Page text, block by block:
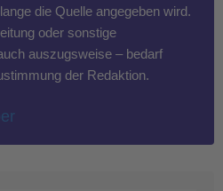
die Quelle angegeben wird.
oder sonstige
auszugsweise – bedarf
der Redaktion.